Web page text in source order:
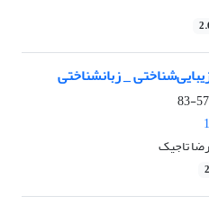
_ زبانشناختی
57-83
تاجیک